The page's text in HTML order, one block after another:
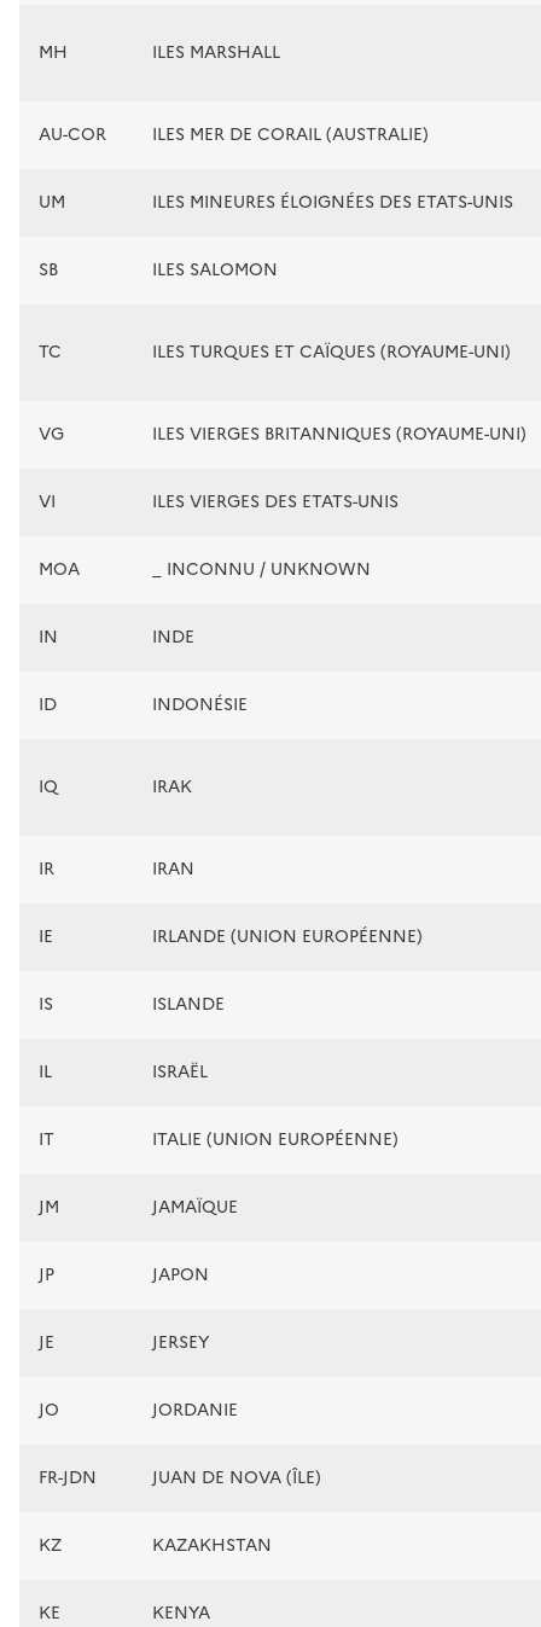
MH ILES MARSHALL
AU-COR ILES MER DE CORAIL (AUSTRALIE)
UM ILES MINEURES ÉLOIGNÉES DES ETATS-UNIS
SB ILES SALOMON
TC ILES TURQUES ET CAÏQUES (ROYAUME-UNI)
VG ILES VIERGES BRITANNIQUES (ROYAUME-UNI)
VI ILES VIERGES DES ETATS-UNIS
MOA _ INCONNU / UNKNOWN
IN INDE
ID INDONÉSIE
IQ IRAK
IR IRAN
IE IRLANDE (UNION EUROPÉENNE)
IS ISLANDE
IL ISRAËL
IT ITALIE (UNION EUROPÉENNE)
JM JAMAÏQUE
JP JAPON
JE JERSEY
JO JORDANIE
FR-JDN JUAN DE NOVA (ÎLE)
KZ KAZAKHSTAN
KE KENYA